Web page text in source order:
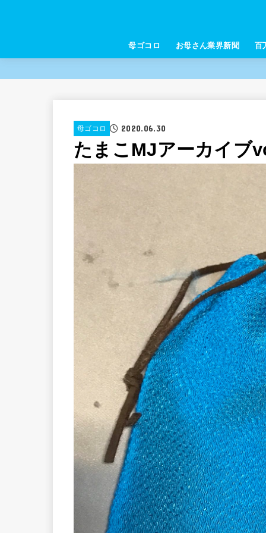
母ゴコロ お母さん業界新聞 百
母ゴコロ 2020.06.30
たまこMJアーカイブ